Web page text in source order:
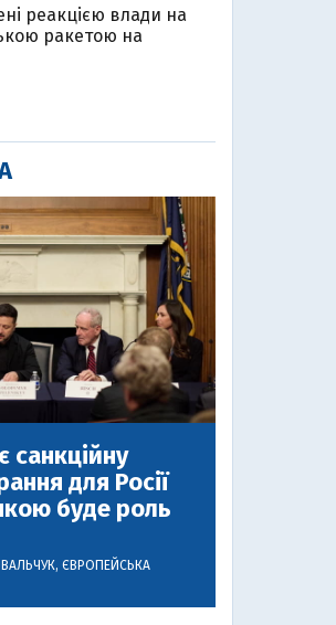
реакцією влади на
ракетою на
санкційну
для Росії
буде роль
, ЄВРОПЕЙСЬКА